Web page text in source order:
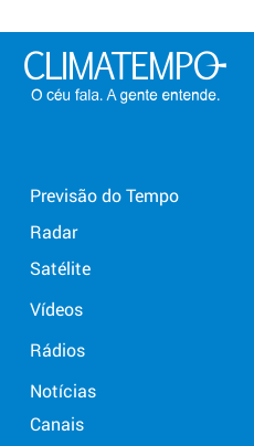
Previsão do Tempo
Radar
Satélite
Vídeos
Rádios
Notícias
Canais